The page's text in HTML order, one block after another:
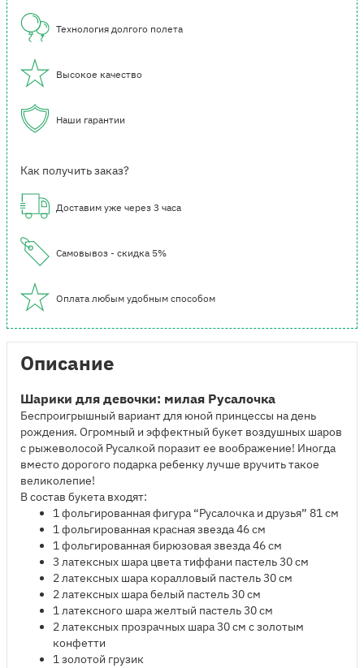
Технология долгого полета
Высокое качество
Наши гарантии
Как получить заказ?
Доставим уже через 3 часа
Самовывоз - скидка 5%
Оплата любым удобным способом
Описание
Шарики для девочки: милая Русалочка
Беспроигрышный вариант для юной принцессы на день
рождения. Огромный и эффектный букет воздушных шаров
с рыжеволосой Русалкой поразит ее воображение! Иногда
вместо дорогого подарка ребенку лучше вручить такое
великолепие!
В состав букета входят:
1 фольгированная фигура “Русалочка и друзья” 81 см
1 фольгированная красная звезда 46 см
1 фольгированная бирюзовая звезда 46 см
3 латексных шара цвета тиффани пастель 30 см
2 латексных шара коралловый пастель 30 см
2 латексных шара белый пастель 30 см
1 латексного шара желтый пастель 30 см
2 латексных прозрачных шара 30 см с золотым
конфетти
1 золотой грузик